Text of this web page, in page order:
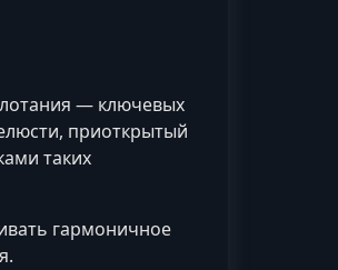
— ключевых
приоткрытый
таких
гармоничное